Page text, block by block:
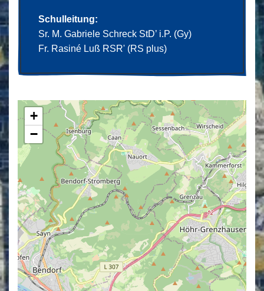
Schulleitung:
Sr. M. Gabriele Schreck StD’ i.P. (Gy)
Fr. Rasiné Luß RSR' (RS plus)
+
−